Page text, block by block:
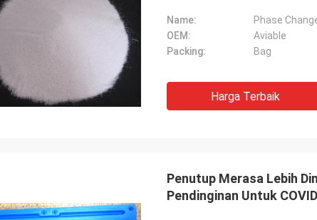
Name:
Phase
OEM:
Aviable
Packing:
Bag
Harga Terbaik
Penutup Merasa Lebih
Pendinginan Untuk